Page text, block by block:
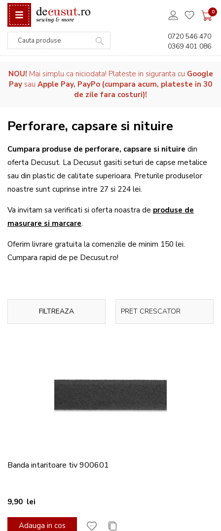
0
0720 546 470
0369 401 086
NOU! Mai simplu ca niciodata! Plateste in siguranta cu Google
Pay sau Apple Pay, PayPo (cumpara acum, plateste in 30
de zile fara costuri)!
Perforare, capsare si nituire
Cumpara produse de perforare, capsare si nituire din
oferta Decusut. La Decusut gasiti seturi de capse metalice
sau din plastic de calitate superioara. Preturile produselor
noastre sunt cuprinse intre 27 si 224 lei.
Va invitam sa verificati si oferta noastra de produse de
masurare si marcare.
Oferim livrare gratuita la comenzile de minim 150 lei.
Cumpara rapid de pe Decusut.ro!
FILTREAZA
Banda intaritoare tiv 900601
9,90 lei
Adauga in cos